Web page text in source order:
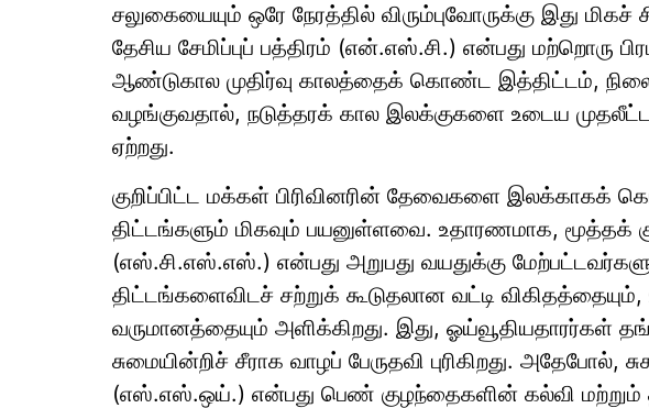
சலுகையையும் ஒரே நேரத்தில் விரும்புவோருக்கு இது
தேசிய சேமிப்புப் பத்திரம் (என்.எஸ்.சி.) என்பது மற்றொரு
ஆண்டுகால முதிர்வு காலத்தைக் கொண்ட இத்திட்டம்,
வழங்குவதால், நடுத்தரக் கால இலக்குகளை உடைய
ஏற்றது.
குறிப்பிட்ட மக்கள் பிரிவினரின் தேவைகளை இலக்காகக்
திட்டங்களும் மிகவும் பயனுள்ளவை. உதாரணமாக, மூத்தக்
(எஸ்.சி.எஸ்.எஸ்.) என்பது அறுபது வயதுக்கு
திட்டங்களைவிடச் சற்றுக் கூடுதலான வட்டி விகிதத்தையும்,
வருமானத்தையும் அளிக்கிறது. இது, ஓய்வூதியதாரர்கள்
சுமையின்றிச் சீராக வாழப் பேருதவி புரிகிறது. அதேபோல்,
(எஸ்.எஸ்.ஒய்.) என்பது பெண் குழந்தைகளின் கல்வி மற்றும்